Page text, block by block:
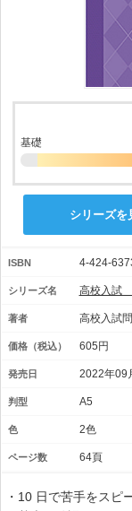
基礎
シリーズを
ISBN 4-424-
シリーズ名 高校入試
著者 高校入試
価格（税込） 605円
発売日 2022年09
判型 A5
色 2色
ページ数 64頁
・10 日で苦手をスピ